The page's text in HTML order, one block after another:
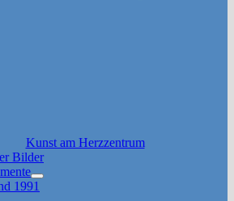
Kunst am Herzzentrum
Bilder
Untermenü
anzeigen
1991